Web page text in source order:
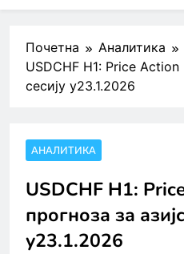
Почетна
Аналитика
USDCHF H1: Price Action
сесију у23.1.2026
АНАЛИТИКА
USDCHF H1:
прогноза за
у23.1.2026